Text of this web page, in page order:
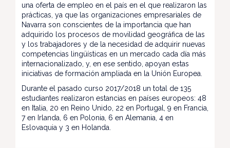
una oferta de empleo en el país en el que realizaron las
prácticas, ya que las organizaciones empresariales de
Navarra son conscientes de la importancia que han
adquirido los procesos de movilidad geográfica de las
y los trabajadores y de la necesidad de adquirir nuevas
competencias lingüísticas en un mercado cada día más
internacionalizado, y, en ese sentido, apoyan estas
iniciativas de formación ampliada en la Unión Europea.
Durante el pasado curso 2017/2018 un total de 135
estudiantes realizaron estancias en países europeos: 48
en Italia, 20 en Reino Unido, 22 en Portugal, 9 en Francia,
7 en Irlanda, 6 en Polonia, 6 en Alemania, 4 en
Eslovaquia y 3 en Holanda.